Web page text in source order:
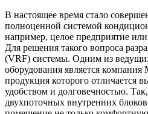
В настоящее время стало
полноценной системой
например, целое предприятие
Для решения такого вопроса
(VRF) системы. Одним из
оборудования является компания
продукция которого отличается
удобством и долговечностью.
двухпоточных внутренних